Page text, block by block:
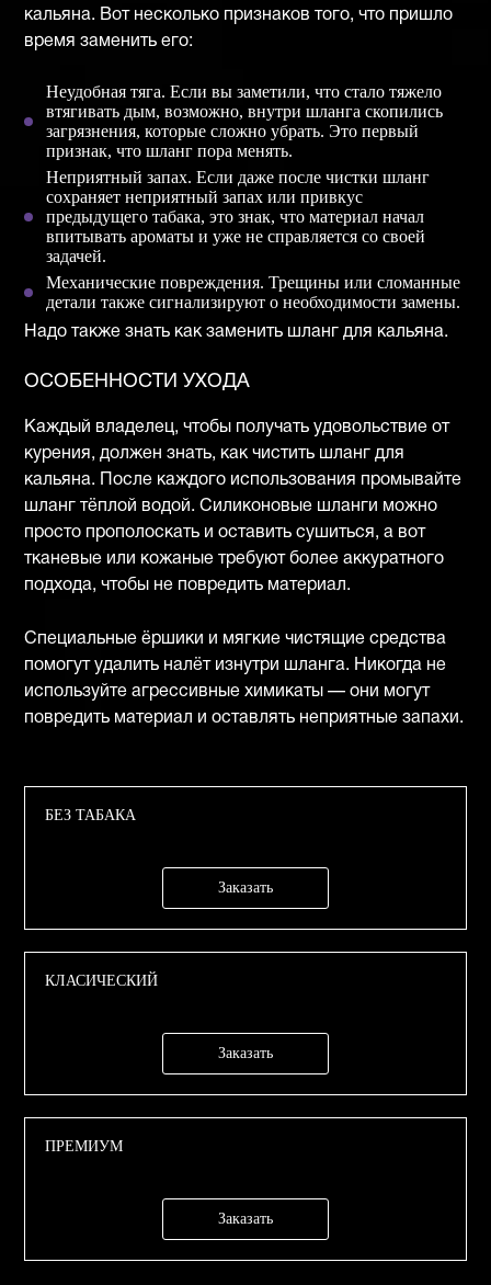
кальяна. Вот несколько признаков того, что пришло
время заменить его:
Неудобная тяга. Если вы заметили, что стало тяжело
втягивать дым, возможно, внутри шланга скопились
загрязнения, которые сложно убрать. Это первый
признак, что шланг пора менять.
Неприятный запах. Если даже после чистки шланг
сохраняет неприятный запах или привкус
предыдущего табака, это знак, что материал начал
впитывать ароматы и уже не справляется со своей
задачей.
Механические повреждения. Трещины или сломанные
детали также сигнализируют о необходимости замены.
Надо также знать как заменить шланг для кальяна.
ОСОБЕННОСТИ УХОДА
Каждый владелец, чтобы получать удовольствие от
курения, должен знать, как чистить шланг для
кальяна. После каждого использования промывайте
шланг тёплой водой. Силиконовые шланги можно
просто прополоскать и оставить сушиться, а вот
тканевые или кожаные требуют более аккуратного
подхода, чтобы не повредить материал.
Специальные ёршики и мягкие чистящие средства
помогут удалить налёт изнутри шланга. Никогда не
используйте агрессивные химикаты — они могут
повредить материал и оставлять неприятные запахи.
БЕЗ ТАБАКА
Заказать
КЛАСИЧЕСКИЙ
Заказать
ПРЕМИУМ
Заказать